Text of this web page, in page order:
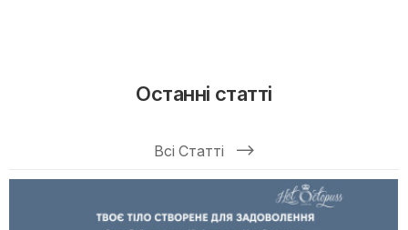
Останні статті
Всі Статті